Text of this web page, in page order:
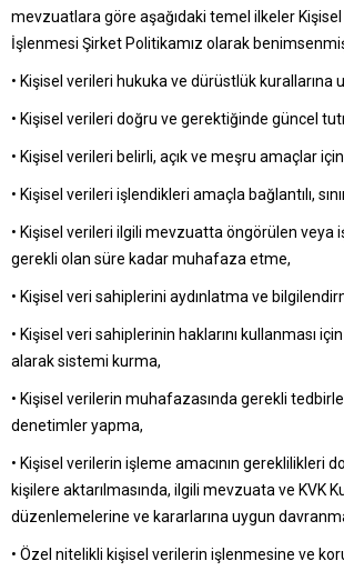
mevzuatlara göre aşağıdaki temel ilkeler Kişisel
İşlenmesi Şirket Politikamız olarak
• Kişisel verileri hukuka ve dürüstlük kurallarına
• Kişisel verileri doğru ve gerektiğinde güncel
• Kişisel verileri belirli, açık ve meşru amaçlar
• Kişisel verileri işlendikleri amaçla bağlantılı,
• Kişisel verileri ilgili mevzuatta öngörülen veya
gerekli olan süre kadar muhafaza etme,
• Kişisel veri sahiplerini aydınlatma ve
• Kişisel veri sahiplerinin haklarını kullanması
alarak sistemi kurma,
• Kişisel verilerin muhafazasında gerekli
denetimler yapma,
• Kişisel verilerin işleme amacının gereklilikleri
kişilere aktarılmasında, ilgili mevzuata ve KVK
düzenlemelerine ve kararlarına uygun
• Özel nitelikli kişisel verilerin işlenmesine ve